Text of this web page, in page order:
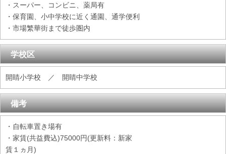
・スーパー、コンビニ、薬局有
・保育園、小中学校に近く通園、通学便利
・市場繁華街まで徒歩圏内
学校区
開睛小学校 ／ 開睛中学校
備考
・自転車置き場有
・家賃(共益費込)75000円(更新料：新家
賃１ヵ月)